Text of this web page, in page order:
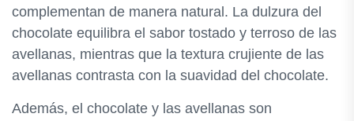
complementan de manera natural. La dulzura del
chocolate equilibra el sabor tostado y terroso de las
avellanas, mientras que la textura crujiente de las
avellanas contrasta con la suavidad del chocolate.
Además, el chocolate y las avellanas son